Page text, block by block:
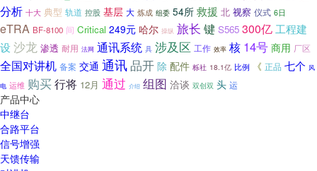
分析 十大 典型 轨道 控股 基层 大 炼成 组委 54所 救援 北 视察 仪式 6日
eTRA BF-8100 间 Critical 249元 哈尔 操纵 旅长 键 S565 300亿 工程建
设 沙龙 渗透 耐用 法网 通讯系统 具 涉及区 工作 效率 核 14号 商用 厂区
全国对讲机 备案 交通 通讯 品开 除 配件 栎社 18.1亿 比例 《 正品 七个 风
电 运维 购买行将 12月 通过 介绍 组图 洽谈 双创双 头 运
产品中心
中继台
合路平台
信号增强
天馈传输